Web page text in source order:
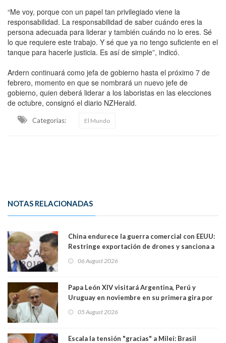
“Me voy, porque con un papel tan privilegiado viene la
responsabilidad. La responsabilidad de saber cuándo eres la
persona adecuada para liderar y también cuándo no lo eres. Sé
lo que requiere este trabajo. Y sé que ya no tengo suficiente en el
tanque para hacerle justicia. Es así de simple”, indicó.
Ardern continuará como jefa de gobierno hasta el próximo 7 de
febrero, momento en que se nombrará un nuevo jefe de
gobierno, quien deberá liderar a los laboristas en las elecciones
de octubre, consignó el diario NZHerald.
Categorias: El Mundo
NOTAS RELACIONADAS
China endurece la guerra comercial con EEUU:
Restringe exportación de drones y sanciona a
06 August 2026
Papa León XIV visitará Argentina, Perú y
Uruguay en noviembre en su primera gira por
05 August 2026
Escala la tensión "gracias" a Milei: Brasil